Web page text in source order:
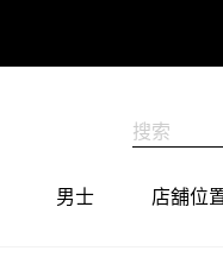
男士 店舖位